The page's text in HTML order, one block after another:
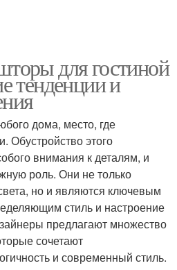
для гостиной
тенденции и
дома, место, где
Обустройство этого
внимания к деталям, и
роль. Они не только
но и являются ключевым
стиль и настроение
предлагают множество
сочетают
и современный стиль.